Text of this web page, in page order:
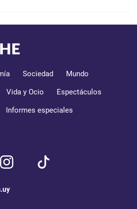
Sociedad Mundo
Vida y Ocio Espectáculos
Informes especiales